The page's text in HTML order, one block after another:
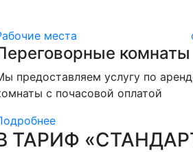
места
комнаты
предоставляем услугу по
с почасовой оплатой
ТАРИФ